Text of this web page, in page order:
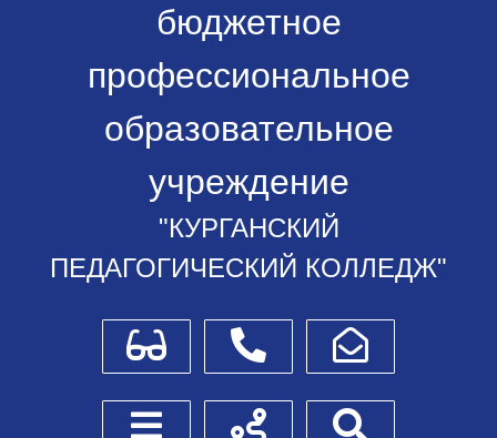
бюджетное
профессиональное
образовательное
учреждение
"КУРГАНСКИЙ
ПЕДАГОГИЧЕСКИЙ КОЛЛЕДЖ"
Для слабовидящихТелефоныНаписать обращение
Боковое менюСхема проезда